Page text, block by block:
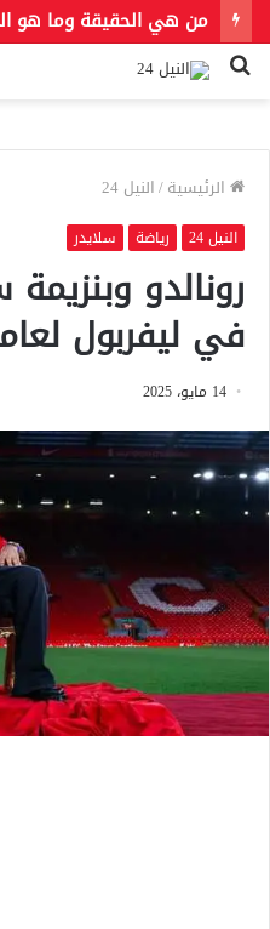
من هي الحقيقة وما هو
بحث
الرئيسية/النيل 24
النيل 24 رياضة سلايدر
رونالدو
في ليفربول
14 مايو، 2025